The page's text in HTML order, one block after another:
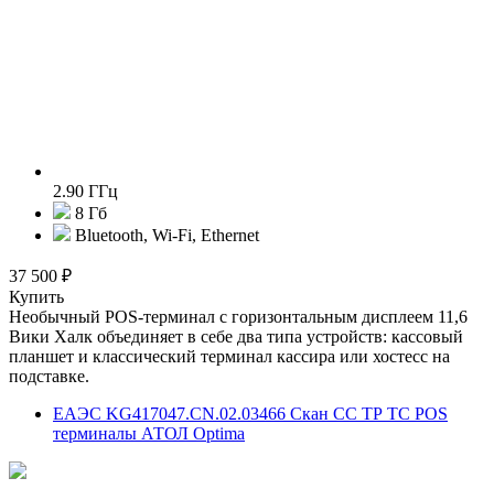
2.90 ГГц
8 Гб
Bluetooth, Wi-Fi, Ethernet
37 500 ₽
Купить
Необычный POS-терминал с горизонтальным дисплеем 11,6
Вики Халк объединяет в себе два типа устройств: кассовый
планшет и классический терминал кассира или хостесс на
подставке.
ЕАЭС KG417047.CN.02.03466 Скан СС ТР ТС POS
терминалы АТОЛ Optima